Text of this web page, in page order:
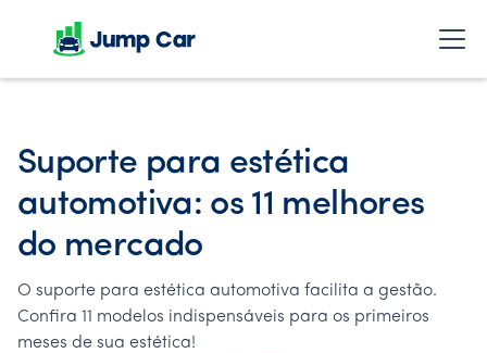
Suporte para estética
automotiva: os 11 melhores
do mercado
O suporte para estética automotiva facilita a gestão.
Confira 11 modelos indispensáveis para os primeiros
meses de sua estética!